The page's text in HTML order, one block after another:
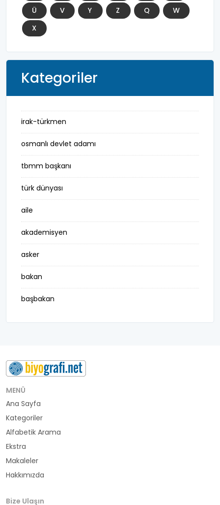
Ü
V Y Z Q
W
X
Kategoriler
irak-türkmen
osmanlı devlet adamı
tbmm başkanı
türk dünyası
aile
akademisyen
asker
bakan
başbakan
belediye başkanı
buluş
bürokrat
büyükelçi
cumhurbaşkanı
din adamı
doktor
MENÜ
Ana Sayfa
Kategoriler
Alfabetik Arama
Ekstra
Makaleler
Hakkımızda
Bize Ulaşın